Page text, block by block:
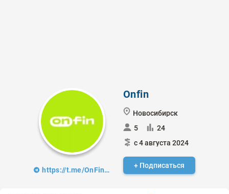
https://t.me/OnFin_analytics
Onfin
Новосибирск
5
24
с 4 августа 2024
+ Подписаться